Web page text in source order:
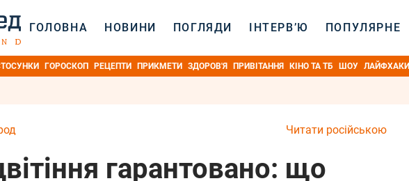
ГОЛОВНА НОВИНИ ПОГЛЯДИ ІНТЕРВ’Ю ПОПУЛЯРНЕ
ГОРОСКОП РЕЦЕПТИ ПРИКМЕТИ ЗДОРОВ'Я ПРИВІТАННЯ КІНО ТА ТБ ШОУ ЛАЙФХАКИ
Читати російською
гарантовано: що